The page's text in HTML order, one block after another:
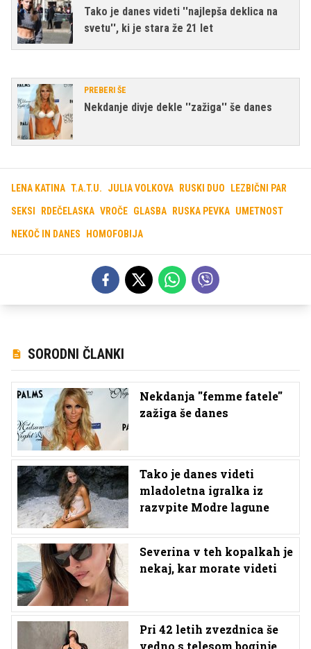
Tako je danes videti ''najlepša deklica na
svetu'', ki je stara že 21 let
PREBERI ŠE
Nekdanje divje dekle ''zažiga'' še danes
LENA KATINA T.A.T.U. JULIA VOLKOVA RUSKI DUO LEZBIČNI PAR
SEKSI RDEČELASKA VROČE GLASBA RUSKA PEVKA UMETNOST
NEKOČ IN DANES HOMOFOBIJA
SORODNI ČLANKI
Nekdanja ''femme fatele''
zažiga še danes
Tako je danes videti
mladoletna igralka iz
razvpite Modre lagune
Severina v teh kopalkah je
nekaj, kar morate videti
Pri 42 letih zvezdnica še
vedno s telesom boginje